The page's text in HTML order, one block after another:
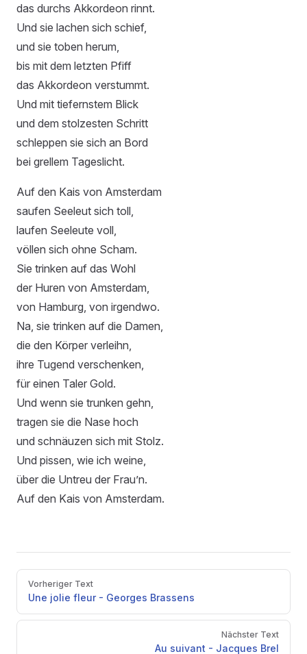
das durchs Akkordeon rinnt.
Und sie lachen sich schief,
und sie toben herum,
bis mit dem letzten Pfiff
das Akkordeon verstummt.
Und mit tiefernstem Blick
und dem stolzesten Schritt
schleppen sie sich an Bord
bei grellem Tageslicht.
Auf den Kais von Amsterdam
saufen Seeleut sich toll,
laufen Seeleute voll,
völlen sich ohne Scham.
Sie trinken auf das Wohl
der Huren von Amsterdam,
von Hamburg, von irgendwo.
Na, sie trinken auf die Damen,
die den Körper verleihn,
ihre Tugend verschenken,
für einen Taler Gold.
Und wenn sie trunken gehn,
tragen sie die Nase hoch
und schnäuzen sich mit Stolz.
Und pissen, wie ich weine,
über die Untreu der Frau’n.
Auf den Kais von Amsterdam.
PagerVorheriger Text
Une jolie fleur - Georges Brassens
Nächster Text
Au suivant - Jacques Brel